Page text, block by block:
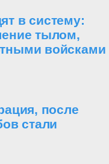
в систему:
тылом,
войсками
после
стали